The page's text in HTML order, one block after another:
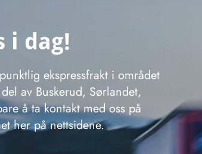
i dag!
ekspressfrakt i området
av Buskerud, Sørlandet,
å ta kontakt med oss på
her på nettsidene.